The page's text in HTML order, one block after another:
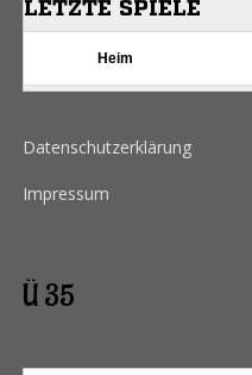
Datenschutzerklärung
Impressum
Ü 35